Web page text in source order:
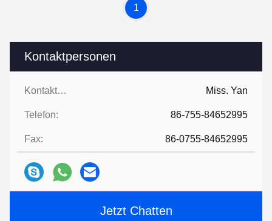
Kontaktpersonen
Kontaktpersonen: Miss. Yan
Telefon: 86-755-84652995
Fax: 86-0755-84652995
Jetzt Chatten
1